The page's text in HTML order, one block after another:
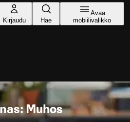
Kirjaudu Hae
Avaa
mobiilivalikko
Muhos